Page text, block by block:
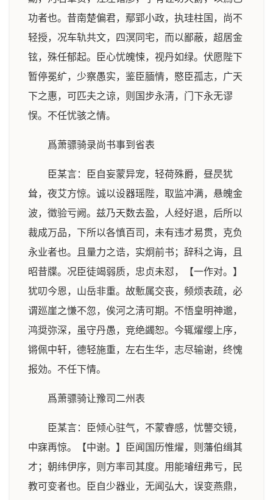
功者也。昔南楚偏君，鄢郢小政，执珪柱国，尚不
轻授，况车轨共文，四溟同宅，而以鄙蔽，超居金
铉，殊任郁起。臣心忧魄悚，视丹如绿。伏愿陛下
暂停冕纩，少察愚实，鉴臣腼情，愍臣孤志，广天
下之惠，可匹夫之谅，则国步永淸，门下永无谬
悮。不任忧骇之情。
爲萧骠骑录尚书事到省表
臣某言：臣自妄蒙异宠，轻荷殊爵，昼昃犹
耸，夜艾方惊。诚以设器瑶陛，取监冲满，悬魄金
波，徵验亏阙。兹乃天数去盈，人经好退，后所以
裁成万品，下所以各慎百司，未有违才易贯，克负
永业者也。且量力之诰，实炯前书；辞科之诲，且
昭昔牒。况臣徒竭弱质，忠贞未怼，【一作对。】
犹叨今恩，山岳非重。故慙属交丧，频烦表疏，必
谓廵崖之慊不忽，俟河之淸可期。不悟皇明神邈，
鸿奨弥深，虽守丹愚，竞绝蠲恕。今辄燿缨上序，
锵佩中轩，德轻施重，左右生华，志尽输谢，终愧
报効。不任下情。
爲萧骠骑让豫司二州表
臣某言：臣倾心驻气，不蒙睿感，忧讋交镜，
中寐再惊。【中谢。】臣闻国历惟燿，则藩伯缉其
才；朝纬伊序，则方率司其度。用能璿纽弗亏，民
教可变者也。臣自少器业，无闻弘大，误变燕鼎，